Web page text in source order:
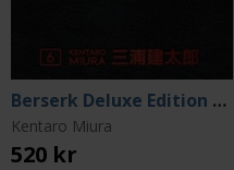
Berserk Deluxe Edition Vol 6
Kentaro Miura
520 kr